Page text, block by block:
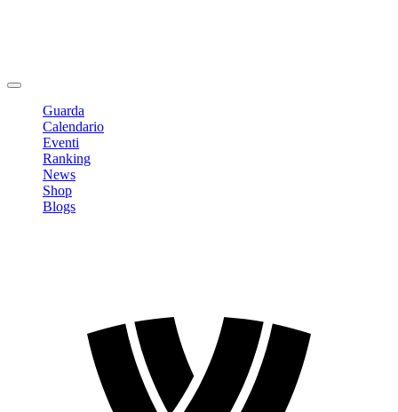
Guarda
Calendario
Eventi
Ranking
News
Shop
Blogs